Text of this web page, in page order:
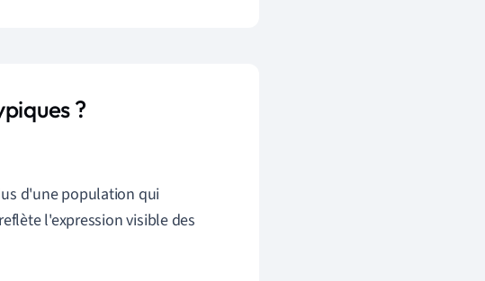
?
d'une population qui
l'expression visible des